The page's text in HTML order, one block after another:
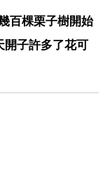
百棵栗子樹開始
開子許多了花可